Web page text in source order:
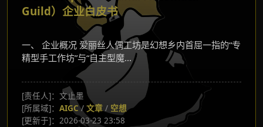
Guild）企业白皮书
一、 企业概况 爱丽丝人偶工坊是幻想乡内首屈一指的“专
精型手工作坊”与“自主型魔...
[责任人]：文止墨
[所属域]： AIGC/ 文章 / 空想
[更新于]：2026-03-23 23:58